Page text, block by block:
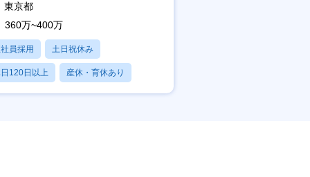
東京都
360万~400万
員採用 土日祝休み
120日以上 産休・育休あり
あり